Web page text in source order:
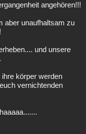
angehören!!!
aber unaufhaltsam zu
und unsere
körper werden
vernichtenden